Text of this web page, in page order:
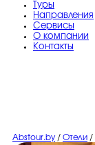
Туры
Направления
Сервисы
O компании
Контакты
Abstour.by / Отели /